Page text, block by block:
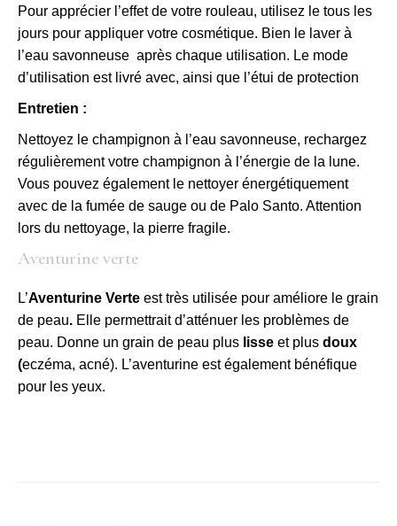
Pour apprécier l’effet de votre rouleau, utilisez le tous les
jours pour appliquer votre cosmétique. Bien le laver à
l’eau savonneuse après chaque utilisation. Le mode
d’utilisation est livré avec, ainsi que l’étui de protection
Entretien :
Nettoyez le champignon à l’eau savonneuse, rechargez
régulièrement votre champignon à l’énergie de la lune.
Vous pouvez également le nettoyer énergétiquement
avec de la fumée de sauge ou de Palo Santo. Attention
lors du nettoyage, la pierre fragile.
Aventurine verte
L’Aventurine Verte est très utilisée pour améliore le grain
de peau. Elle permettrait d’atténuer les problèmes de
peau. Donne un grain de peau plus lisse et plus doux
(eczéma, acné). L’aventurine est également bénéfique
pour les yeux.